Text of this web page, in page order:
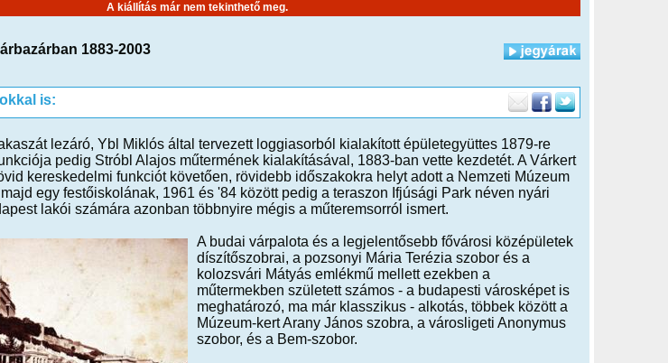
A kiállítás már nem tekinthető meg.
1883-2003
is:
lezáró, Ybl Miklós által tervezett loggiasorból kialakított épületegyüttes 1879-re
pedig Stróbl Alajos műtermének kialakításával, 1883-ban vette kezdetét. A Várkert
kereskedelmi funkciót követően, rövidebb időszakokra helyt adott a Nemzeti Múzeum
egy festőiskolának, 1961 és '84 között pedig a teraszon Ifjúsági Park néven nyári
lakói számára azonban többnyire mégis a műteremsorról ismert.
A budai várpalota és a legjelentősebb fővárosi középületek
díszítőszobrai, a pozsonyi Mária Terézia szobor és a
kolozsvári Mátyás emlékmű mellett ezekben a
műtermekben született számos - a budapesti városképet is
meghatározó, ma már klasszikus - alkotás, többek között a
Múzeum-kert Arany János szobra, a városligeti Anonymus
szobor, és a Bem-szobor.